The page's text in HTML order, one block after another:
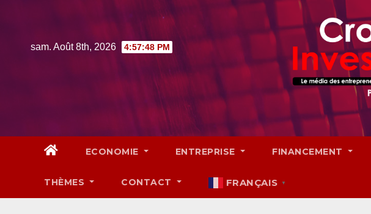
contentsam. Août 8th, 2026 4:57:49 PM
ECONOMIE ENTREPRISE FINANCEMENT
THÈMES CONTACT FRANÇAIS ▼